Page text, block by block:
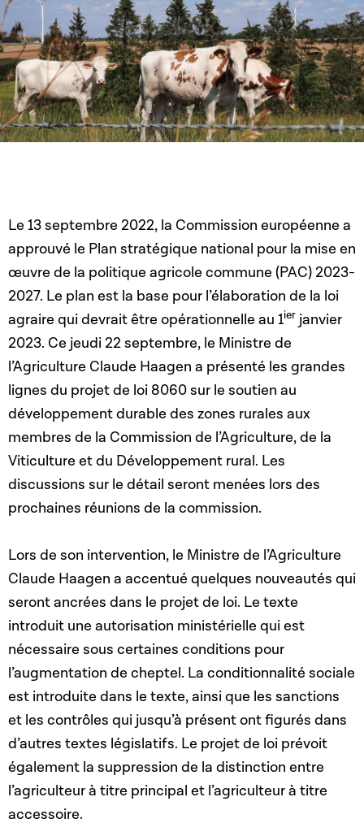
Le 13 septembre 2022, la Commission européenne a
approuvé le Plan stratégique national pour la mise en
œuvre de la politique agricole commune (PAC) 2023-
2027. Le plan est la base pour l’élaboration de la loi
agraire qui devrait être opérationnelle au 1ier janvier
2023. Ce jeudi 22 septembre, le Ministre de
l’Agriculture Claude Haagen a présenté les grandes
lignes du projet de loi 8060 sur le soutien au
développement durable des zones rurales aux
membres de la Commission de l’Agriculture, de la
Viticulture et du Développement rural. Les
discussions sur le détail seront menées lors des
prochaines réunions de la commission.
Lors de son intervention, le Ministre de l’Agriculture
Claude Haagen a accentué quelques nouveautés qui
seront ancrées dans le projet de loi. Le texte
introduit une autorisation ministérielle qui est
nécessaire sous certaines conditions pour
l’augmentation de cheptel. La conditionnalité sociale
est introduite dans le texte, ainsi que les sanctions
et les contrôles qui jusqu’à présent ont figurés dans
d’autres textes législatifs. Le projet de loi prévoit
également la suppression de la distinction entre
l’agriculteur à titre principal et l’agriculteur à titre
accessoire.